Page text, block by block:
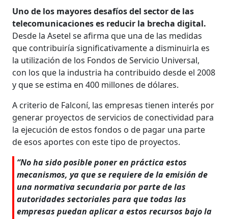
Uno de los mayores desafíos del sector de las
telecomunicaciones es reducir la brecha digital.
Desde la Asetel se afir­ma que una de las medidas
que contri­buiría significativamente a disminuirla es
la utilización de los Fondos de Servicio Universal,
con los que la industria ha contribuido desde el 2008
y que se estima en 400 millones de dólares.
A criterio de Falconí, las empresas tienen interés por
generar proyectos de servicios de conectividad para
la eje­cución de estos fondos o de pagar una parte
de esos aportes con este tipo de proyectos.
“No ha sido posible poner en prác­tica estos
mecanismos, ya que se re­quiere de la emisión de
una normativa secundaria por parte de las
autoridades sectoriales para que todas las
empresas puedan aplicar a estos recursos bajo la